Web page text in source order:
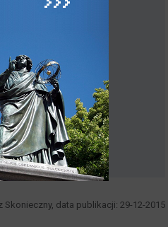
Toruniu
na zabytek
Skonieczny, data publikacji: 29-12-2015